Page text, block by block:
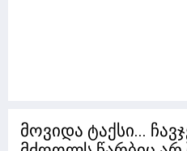
მოვიდა ტაქსი...